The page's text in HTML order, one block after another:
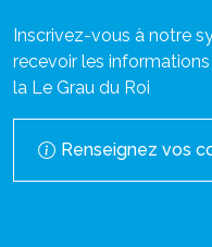
Inscrivez-vous à notre
recevoir les
la Le Grau du Roi
Renseignez vos